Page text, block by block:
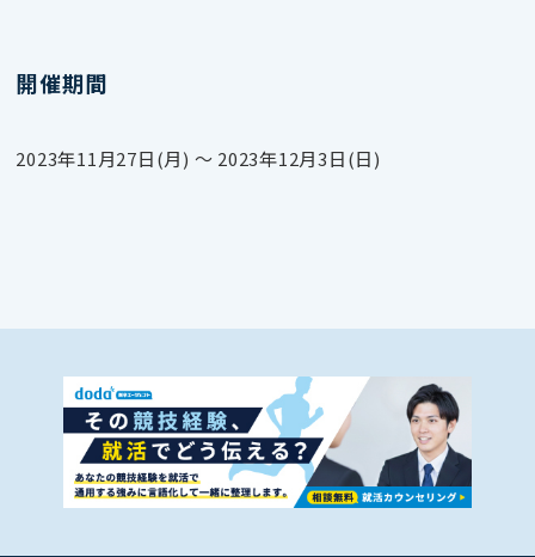
開催期間
2023年11月27日(月) 〜 2023年12月3日(日)